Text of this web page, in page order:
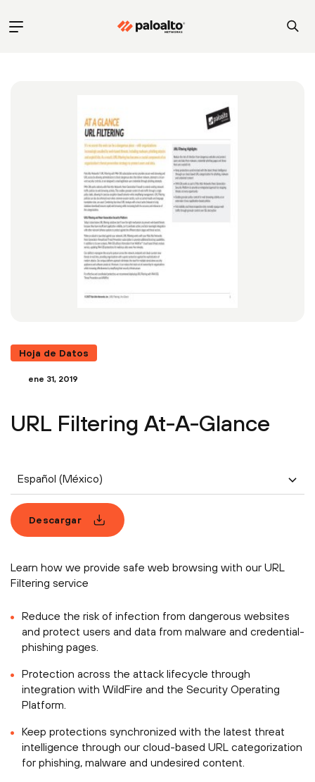
Hoja de Datos
ene 31, 2019
URL Filtering At-A-Glance
Español (México)
Descargar
Learn how we provide safe web browsing with our URL
Filtering service
Reduce the risk of infection from dangerous websites
and protect users and data from malware and credential-
phishing pages.
Protection across the attack lifecycle through
integration with WildFire and the Security Operating
Platform.
Keep protections synchronized with the latest threat
intelligence through our cloud-based URL categorization
for phishing, malware and undesired content.